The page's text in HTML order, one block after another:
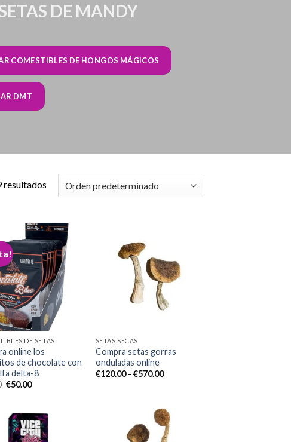
DE MANDY
COMESTIBLES DE HONGOS MÁGICOS
DMT
resultados
Add to
wishlist
DE SETAS
online los
de chocolate con
delta-8
El
€65.00.
€50.00El
€50.00.
Add to
wishlist
SETAS SECAS
Compra setas gorras
onduladas online
€120.00 - €570.00Rango
€120.00
hasta
€570.00